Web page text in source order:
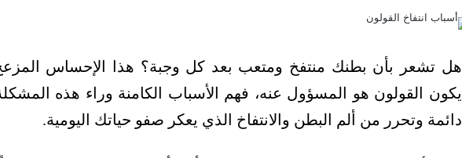
هل تشعر بأن بطنك منتفخ ومتعب بعد كل وجبة؟ هذا الإحساس
يكون القولون هو المسؤول عنه، فهم الأسباب الكامنة وراء هذه
دائمة وتحرر من ألم البطن والانتفاخ الذي يعكر صفو حياتك اليومية.